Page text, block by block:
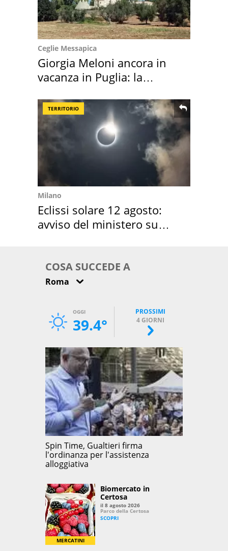
Ceglie Messapica
Giorgia Meloni ancora in
vacanza in Puglia: la
TERRITORIO
Milano
Eclissi solare 12 agosto:
avviso del ministero su